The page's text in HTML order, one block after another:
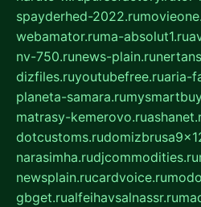
spayderhed-2022.ru
webamator.ruma-absolut1.ru
nv-750.runews-plain.ru
dizfiles.ruyoutubefree.ruaria-
planeta-samara.ru
matrasy-kemerovo.ru
dotcustoms.ru
narasimha.rudjcommodities.ru
newsplain.rucardvoice.ru
gbget.rualfeihavsalnassr.ru